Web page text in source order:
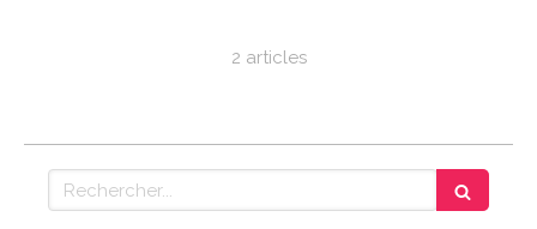
2 articles
Rechercher